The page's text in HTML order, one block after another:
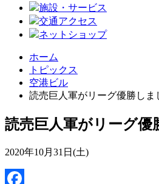
施設・サービス
交通アクセス
ネットショップ
ホーム
トピックス
空港ビル
読売巨人軍がリーグ優勝しま
読売巨人軍がリーグ優
2020年10月31日(土)